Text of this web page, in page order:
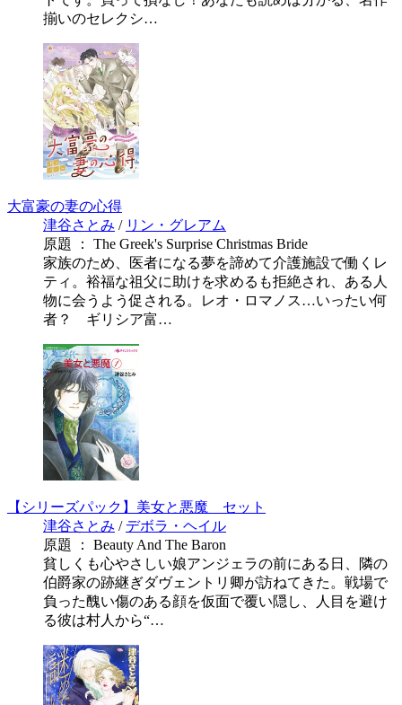
揃いのセレクシ…
大富豪の妻の心得
津谷さとみ / リン・グレアム
原題 ： The Greek's Surprise Christmas Bride
家族のため、医者になる夢を諦めて介護施設で働くレ
ティ。裕福な祖父に助けを求めるも拒絶され、ある人
物に会うよう促される。レオ・ロマノス…いったい何
者？ ギリシア富…
【シリーズパック】美女と悪魔 セット
津谷さとみ / デボラ・ヘイル
原題 ： Beauty And The Baron
貧しくも心やさしい娘アンジェラの前にある日、隣の
伯爵家の跡継ぎダヴェントリ卿が訪ねてきた。戦場で
負った醜い傷のある顔を仮面で覆い隠し、人目を避け
る彼は村人から“…